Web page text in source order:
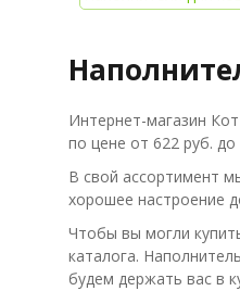
Интернет-магазин
по цене от 622 руб.
В свой ассортимент
хорошее настроение
Чтобы вы могли
каталога.
будем держать вас в